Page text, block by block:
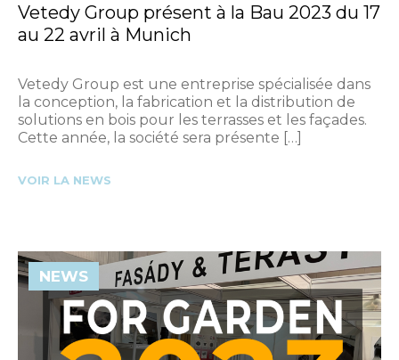
Vetedy Group présent à la Bau 2023 du 17
au 22 avril à Munich
Vetedy Group est une entreprise spécialisée dans
la conception, la fabrication et la distribution de
solutions en bois pour les terrasses et les façades.
Cette année, la société sera présente […]
VOIR LA NEWS
NEWS